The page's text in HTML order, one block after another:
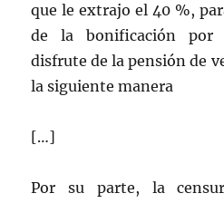
que le extrajo el 40 %,
de la bonificación por
disfrute de la pensión de
la siguiente manera
[…]
Por su parte, la